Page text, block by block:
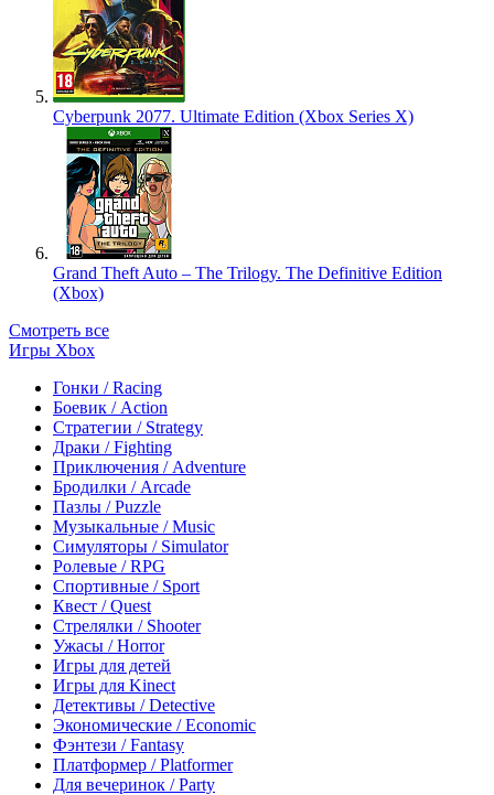
Cyberpunk 2077. Ultimate Edition (Xbox Series X)
Grand Theft Auto – The Trilogy. The Definitive Edition
(Xbox)
Смотреть все
Игры Xbox
Гонки / Racing
Боевик / Action
Стратегии / Strategy
Драки / Fighting
Приключения / Adventure
Бродилки / Arcade
Пазлы / Puzzle
Музыкальные / Music
Симуляторы / Simulator
Ролевые / RPG
Спортивные / Sport
Квест / Quest
Стрелялки / Shooter
Ужасы / Horror
Игры для детей
Игры для Kinect
Детективы / Detective
Экономические / Economic
Фэнтези / Fantasy
Платформер / Platformer
Для вечеринок / Party